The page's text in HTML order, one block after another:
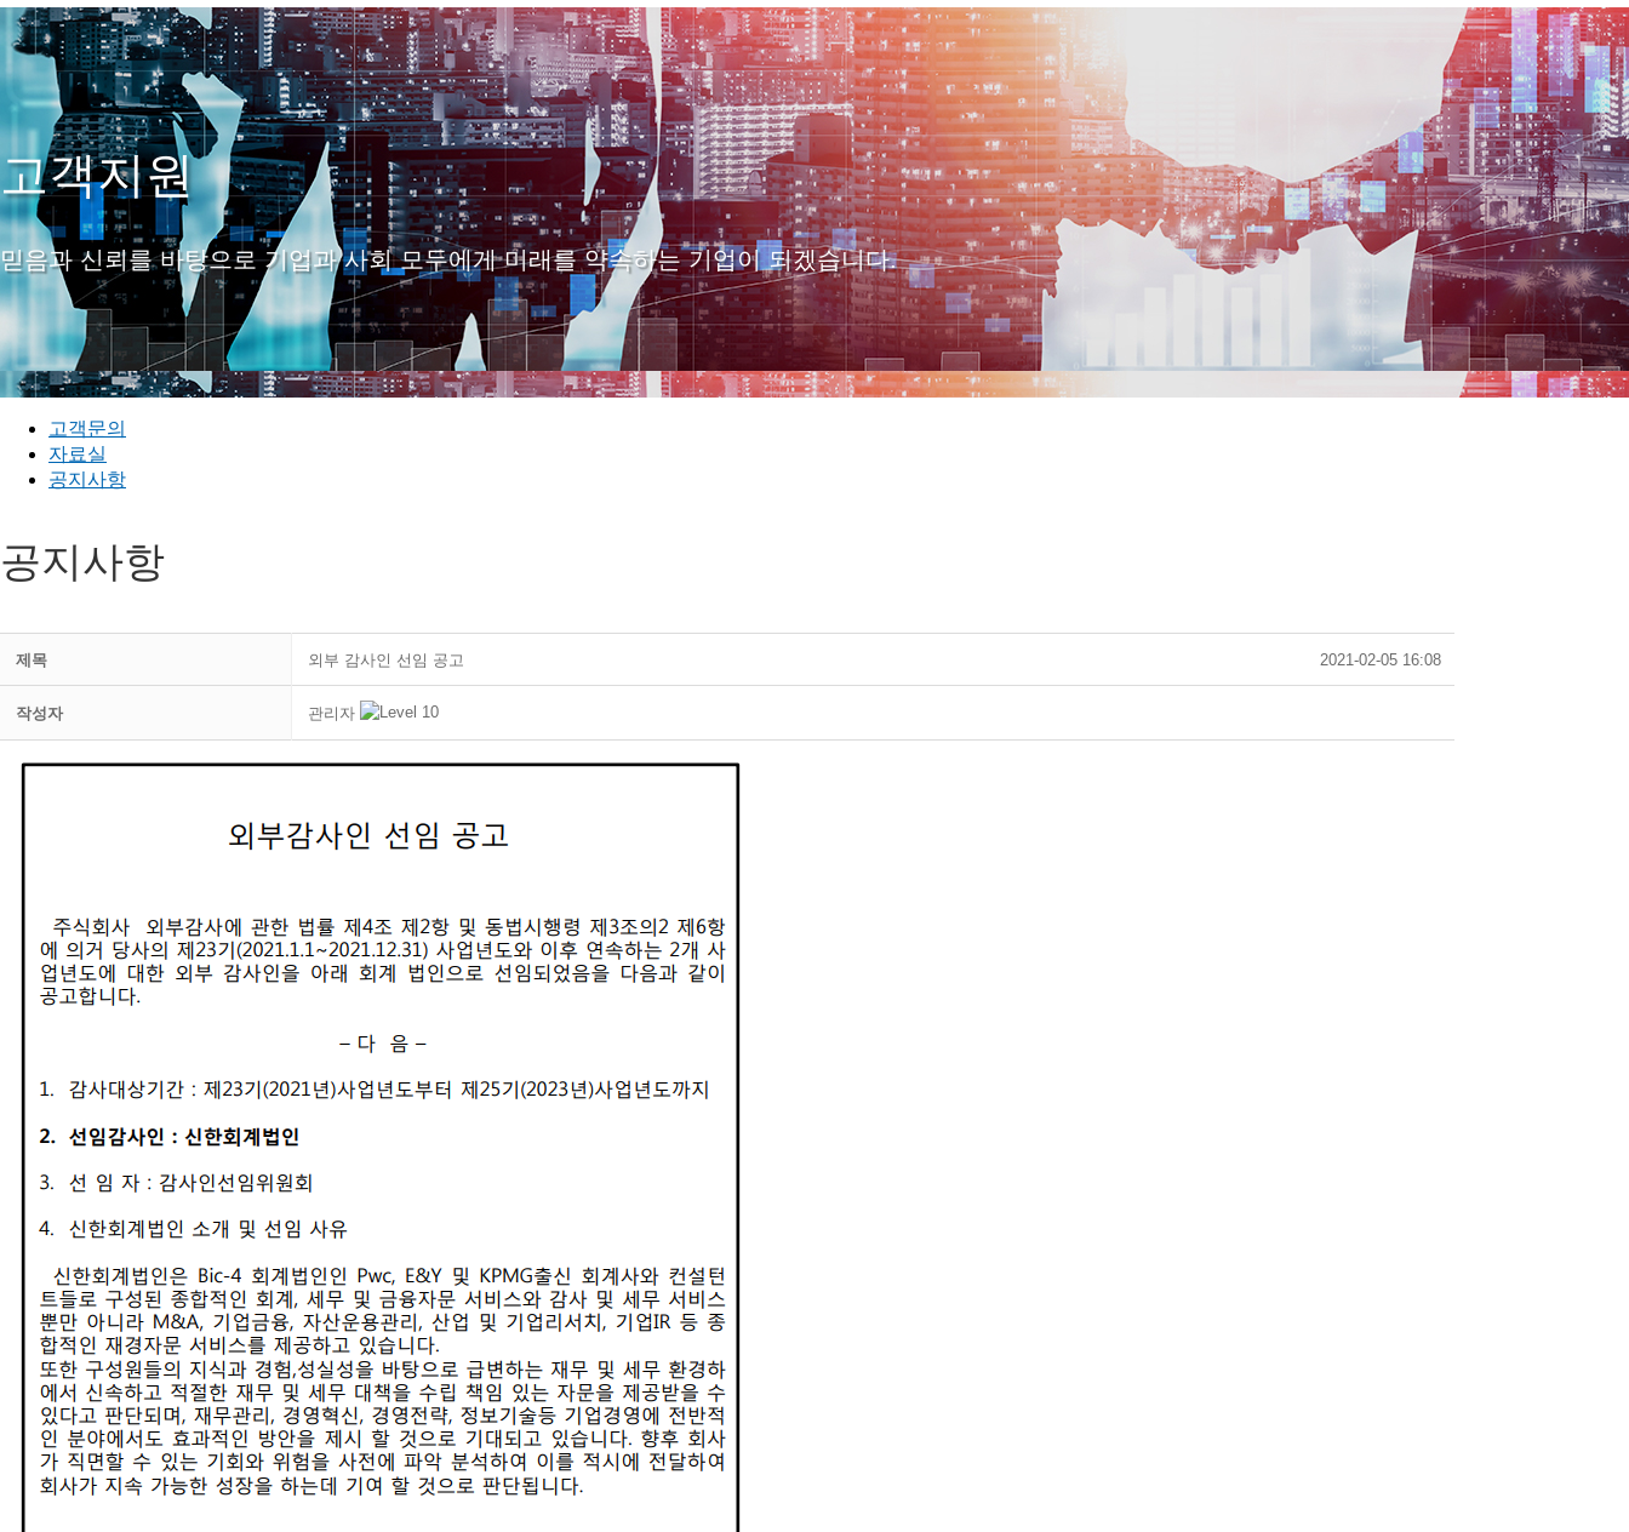
고객지원
믿음과 신뢰를 바탕으로 기업과 사회 모두에게 미래를 약속하는 기업이 되겠습니다.
고객문의
자료실
공지사항
공지사항
제목 외부 감사인 선임 공고 2021-02-05 16:08
작성자 관리자